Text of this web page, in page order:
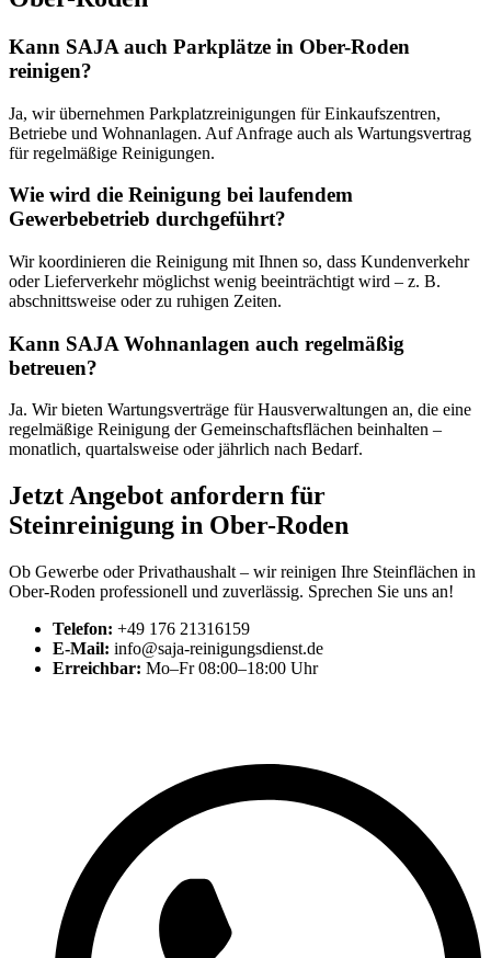
Kann SAJA auch Parkplätze in Ober-Roden
reinigen?
Ja, wir übernehmen Parkplatzreinigungen für Einkaufszentren,
Betriebe und Wohnanlagen. Auf Anfrage auch als Wartungsvertrag
für regelmäßige Reinigungen.
Wie wird die Reinigung bei laufendem
Gewerbebetrieb durchgeführt?
Wir koordinieren die Reinigung mit Ihnen so, dass Kundenverkehr
oder Lieferverkehr möglichst wenig beeinträchtigt wird – z. B.
abschnittsweise oder zu ruhigen Zeiten.
Kann SAJA Wohnanlagen auch regelmäßig
betreuen?
Ja. Wir bieten Wartungsverträge für Hausverwaltungen an, die eine
regelmäßige Reinigung der Gemeinschaftsflächen beinhalten –
monatlich, quartalsweise oder jährlich nach Bedarf.
Jetzt Angebot anfordern für
Steinreinigung in Ober-Roden
Ob Gewerbe oder Privathaushalt – wir reinigen Ihre Steinflächen in
Ober-Roden professionell und zuverlässig. Sprechen Sie uns an!
Telefon: +49 176 21316159
E-Mail: info@saja-reinigungsdienst.de
Erreichbar: Mo–Fr 08:00–18:00 Uhr